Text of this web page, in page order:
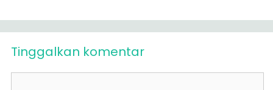
Tinggalkan komentar